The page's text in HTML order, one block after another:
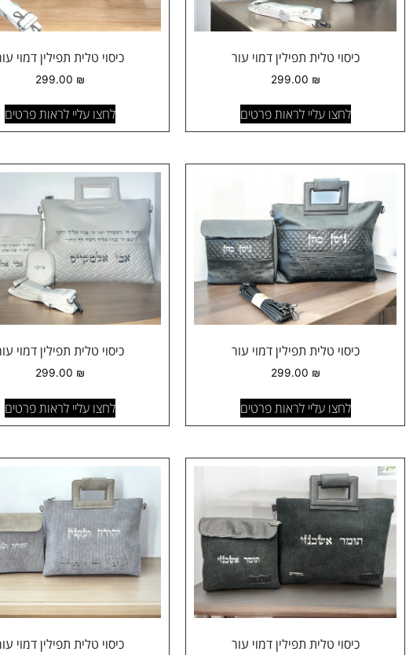
כיסוי טלית תפילין דמוי עור
299.00 ₪
לחצו עליי לראות פרטים
כיסוי טלית תפילין דמוי
299.00 ₪
לחצו עליי לראות פרטים
כיסוי טלית תפילין דמוי עור
299.00 ₪
לחצו עליי לראות פרטים
כיסוי טלית תפילין דמוי
299.00 ₪
לחצו עליי לראות פרטים
כיסוי טלית תפילין דמוי עור כיסוי טלית תפילין דמוי